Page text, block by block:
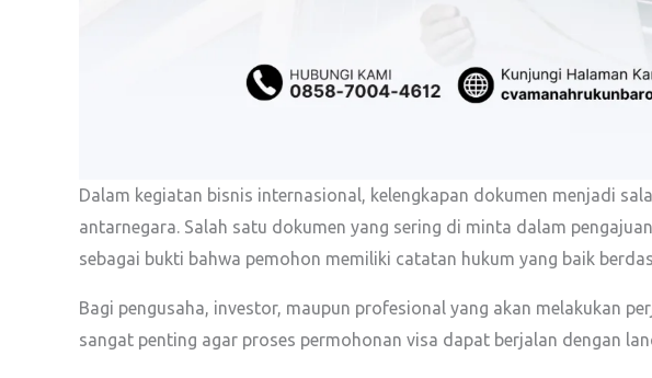
Dalam kegiatan bisnis internasional, kelengkapan dokumen menjadi
antarnegara. Salah satu dokumen yang sering di minta dalam
sebagai bukti bahwa pemohon memiliki catatan hukum yang baik
Bagi pengusaha, investor, maupun profesional yang akan melakukan
sangat penting agar proses permohonan visa dapat berjalan dengan